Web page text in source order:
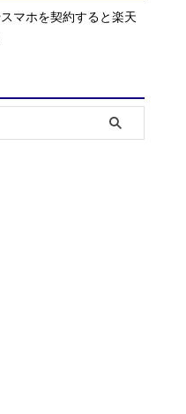
マホを契約すると楽天